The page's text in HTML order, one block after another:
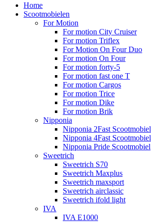
Home
Scootmobielen
For Motion
For motion City Cruiser
For motion Triflex
For Motion On Four Duo
For motion On Four
For motion forty-5
For motion fast one T
For motion Cargos
For motion Trice
For motion Dike
For motion Brik
Nipponia
Nipponia 2Fast Scootmobiel
Nipponia 4Fast Scootmobiel
Nipponia Pride Scootmobiel
Sweetrich
Sweetrich S70
Sweetrich Maxplus
Sweetrich maxsport
Sweetrich airclassic
Sweetrich ifold light
IVA
IVA E1000